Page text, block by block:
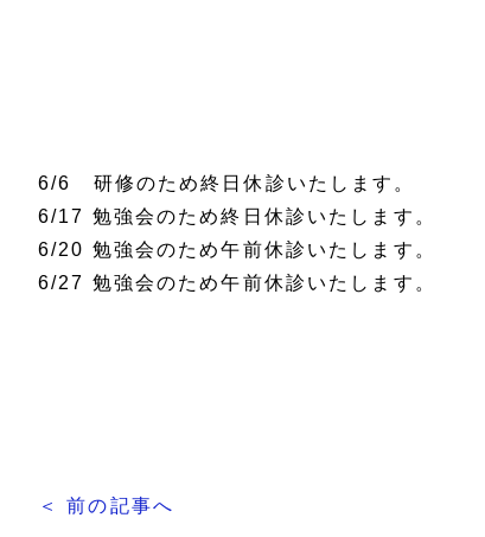
6/6 研修のため終日休診いたします。
6/17 勉強会のため終日休診いたします。
6/20 勉強会のため午前休診いたします。
6/27 勉強会のため午前休診いたします。
＜ 前の記事へ